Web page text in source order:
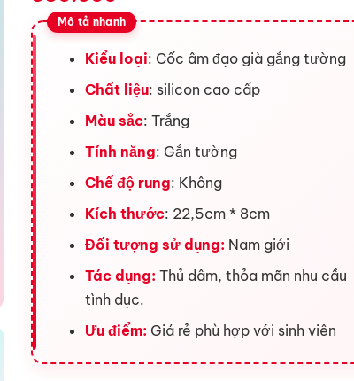
Kiểu loại: Cốc âm đạo già gắng tường
Chất liệu: silicon cao cấp
Màu sắc: Trắng
Tính năng: Gắn tường
Chế độ rung: Không
Kích thước: 22,5cm * 8cm
Đối tượng sử dụng: Nam giới
Tác dụng: Thủ dâm, thỏa mãn nhu cầu
tình dục.
Ưu điểm: Giá rẻ phù hợp với sinh viên